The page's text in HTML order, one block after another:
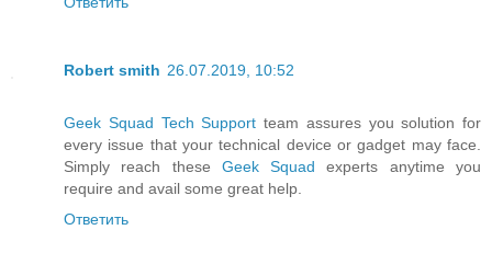
Robert smith 26.07.2019, 10:52
Geek Squad Tech Support team assures you solution for
every issue that your technical device or gadget may face.
Simply reach these Geek Squad experts anytime you
require and avail some great help.
Ответить